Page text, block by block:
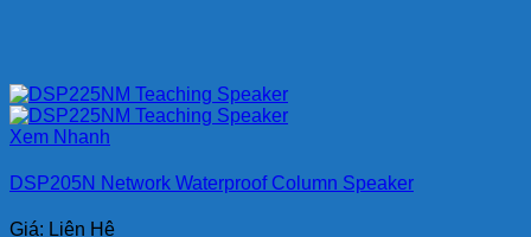
Xem Nhanh
DSP205N Network Waterproof Column Speaker
Giá: Liên Hệ